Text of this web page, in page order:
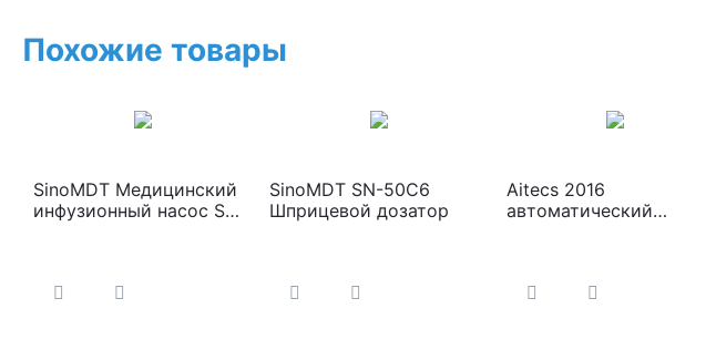
Похожие товары
SinoMDT Медицинский
инфузионный насос SN-
SinoMDT SN-50С6
Шприцевой дозатор
Aitecs 2016
автоматический